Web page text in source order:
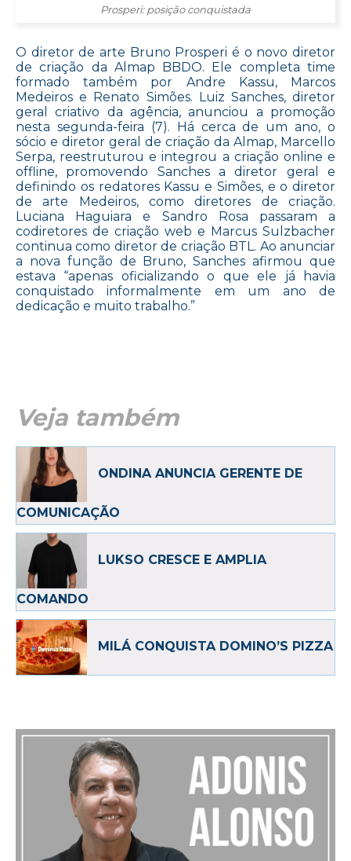
Prosperi: posição conquistada
O diretor de arte Bruno Prosperi é o novo diretor
de criação da Almap BBDO. Ele completa time
formado também por Andre Kassu, Marcos
Medeiros e Renato Simões. Luiz Sanches, diretor
geral criativo da agência, anunciou a promoção
nesta segunda-feira (7). Há cerca de um ano, o
sócio e diretor geral de criação da Almap, Marcello
Serpa, reestruturou e integrou a criação online e
offline, promovendo Sanches a diretor geral e
definindo os redatores Kassu e Simões, e o diretor
de arte Medeiros, como diretores de criação.
Luciana Haguiara e Sandro Rosa passaram a
codiretores de criação web e Marcus Sulzbacher
continua como diretor de criação BTL. Ao anunciar
a nova função de Bruno, Sanches afirmou que
estava “apenas oficializando o que ele já havia
conquistado informalmente em um ano de
dedicação e muito trabalho.”
Veja também
ONDINA ANUNCIA GERENTE DE
COMUNICAÇÃO
LUKSO CRESCE E AMPLIA
COMANDO
MILÁ CONQUISTA DOMINO’S PIZZA